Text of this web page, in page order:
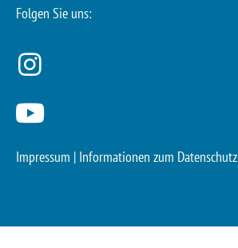
Folgen Sie uns:
Impressum | Informationen zum Datenschutz